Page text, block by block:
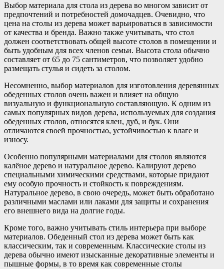
Выбор материала для стола из дерева во многом зависит от
предпочтений и потребностей домочадцев. Очевидно, что
цена на столы из дерева может варьироваться в зависимости
от качества и бренда. Важно также учитывать, что стол
должен соответствовать общей высоте столов в помещении и
быть удобным для всех членов семьи. Высота стола обычно
составляет от 65 до 75 сантиметров, что позволяет удобно
размещать стулья и сидеть за столом.
Несомненно, выбор материалов для изготовления деревянных
обеденных столов очень важен и влияет на общую
визуальную и функциональную составляющую. К одним из
самых популярных видов дерева, используемых для создания
обеденных столов, относятся клен, дуб, и бук. Они
отличаются своей прочностью, устойчивостью к влаге и
износу.
Особенно популярными материалами для столов являются
калёное дерево и натуральное дерево. Калируют дерево
специальными химическими средствами, которые придают
ему особую прочность и стойкость к повреждениям.
Натуральное дерево, в свою очередь, может быть обработано
различными маслами или лаками для защиты и сохранения
его внешнего вида на долгие годы.
Кроме того, важно учитывать стиль интерьера при выборе
материалов. Обеденный стол из дерева может быть как
классическим, так и современным. Классические столы из
дерева обычно имеют изысканные декоративные элементы и
пышные формы, в то время как современные столы